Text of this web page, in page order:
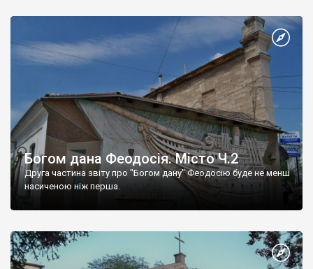
Богом дана Феодосія. Місто Ч.2
Друга частина звіту про "Богом дану" Феодосію буде не менш
насиченою ніж перша.